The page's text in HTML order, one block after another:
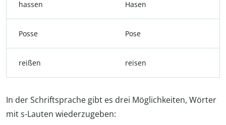
hassen Hasen
Posse Pose
reißen reisen
In der Schriftsprache gibt es drei Möglichkeiten, Wörter
mit s-Lauten wiederzugeben: